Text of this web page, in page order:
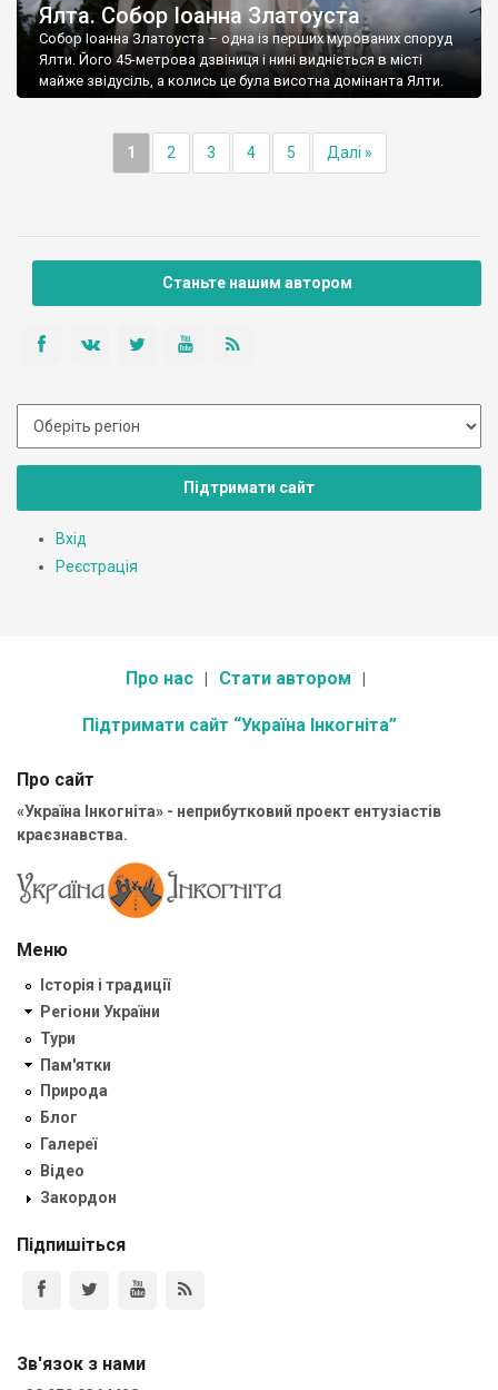
Ялта. Собор Іоанна Златоуста
Собор Іоанна Златоуста – одна із перших мурованих споруд
Ялти. Його 45-метрова дзвіниця і нині видніється в місті
майже звідусіль, а колись це була висотна домінанта Ялти.
1 2 3 4 5 Далі »
Станьте нашим автором
Підтримати сайт
Вхід
Реєстрація
Про нас Стати автором
Підтримати сайт “Україна Інкогніта”
Про сайт
«Україна Інкогніта» - неприбутковий проект ентузіастів
краєзнавства.
Меню
Історія і традиції
Регіони України
Тури
Пам'ятки
Природа
Блог
Галереї
Відео
Закордон
Підпишіться
Зв'язок з нами